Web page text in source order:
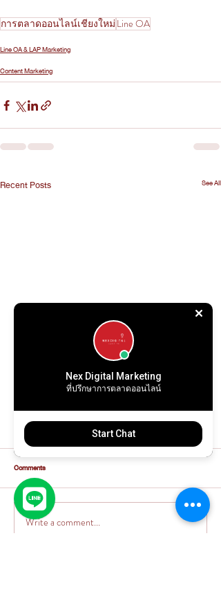
การตลาดออนไลน์เชียงใหม่ Line OA
Line OA & LAP Marketing
Content Marketing
Recent Posts See All
เคยสงสัยไหมว่าทำไมบางธุรกิจขายดีไม่
Comments
Write a comment...
Nex Digital Marketing
ที่ปรึกษาการตลาดออนไลน์
Start Chat